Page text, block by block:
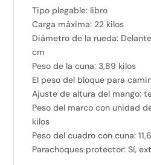
Tipo plegable: libro
Carga máxima: 22 kilos
Diámetro de la rueda:
cm
Peso de la cuna: 3,89 kilos
El peso del bloque para
Ajuste de altura del mango:
Peso del marco con unidad
kilos
Peso del cuadro con cuna:
Parachoques protector: Sí,